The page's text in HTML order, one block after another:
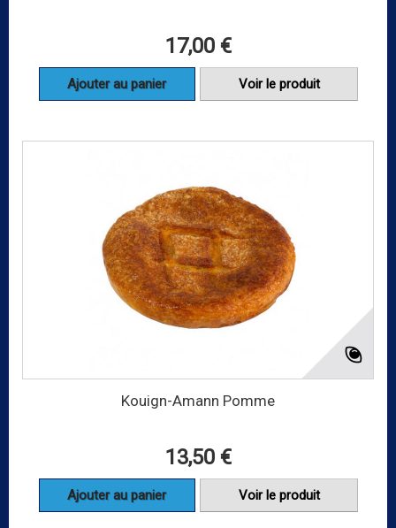
17,00 €
Ajouter au panier Voir le produit
Kouign-Amann Pomme
13,50 €
Ajouter au panier Voir le produit